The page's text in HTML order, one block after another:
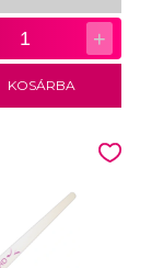
1 +
KOSÁRBA